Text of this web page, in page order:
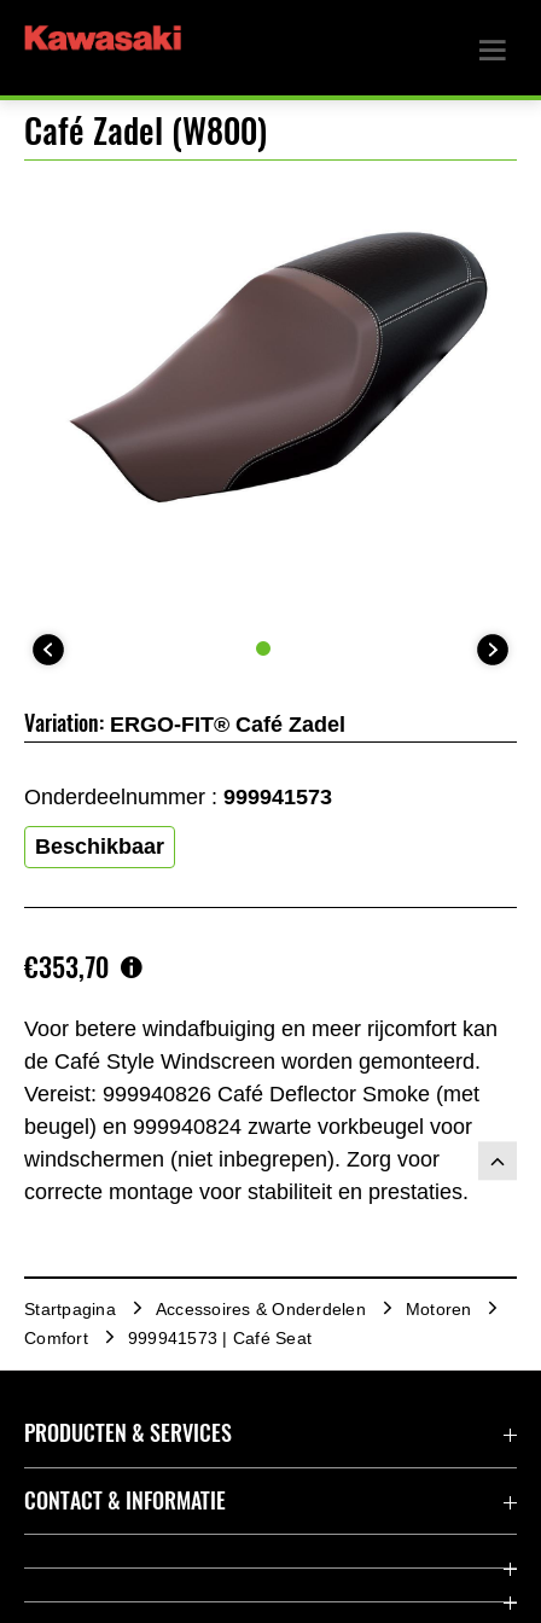
Café Zadel (W800)
Voor betere windafbuiging en meer rijcomfort kan
de Café Style Windscreen worden gemonteerd.
Vereist: 999940826 Café Deflector Smoke (met
beugel) en 999940824 zwarte vorkbeugel voor
windschermen (niet inbegrepen). Zorg voor
correcte montage voor stabiliteit en prestaties.
€353,70
Variation: ERGO-FIT® Café Zadel
Onderdeelnummer : 999941573
Beschikbaar
Startpagina Accessoires & Onderdelen
Motoren
Comfort
999941573 | Café Seat
PRODUCTEN & SERVICES
Accessoires & Onderdelen
Dealers
CONTACT & INFORMATIE
Contact